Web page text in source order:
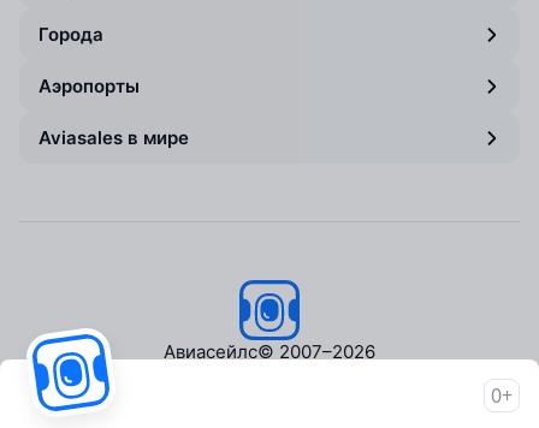
Города
Аэропорты
Aviasales в мире
Авиасейлс© 2007–2026
0+